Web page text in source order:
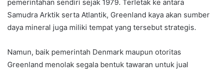
pemerintahan sendiri sejak 1979. Terletak ke antara
Samudra Arktik serta Atlantik, Greenland kaya akan sumber
daya mineral juga miliki tempat yang tersebut strategis.
Namun, baik pemerintah Denmark maupun otoritas
Greenland menolak segala bentuk tawaran untuk jual